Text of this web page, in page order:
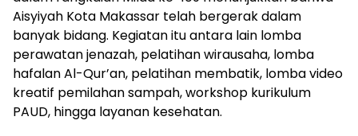
Aisyiyah Kota Makassar telah bergerak dalam
banyak bidang. Kegiatan itu antara lain lomba
perawatan jenazah, pelatihan wirausaha, lomba
hafalan Al-Qur’an, pelatihan membatik, lomba video
kreatif pemilahan sampah, workshop kurikulum
PAUD, hingga layanan kesehatan.